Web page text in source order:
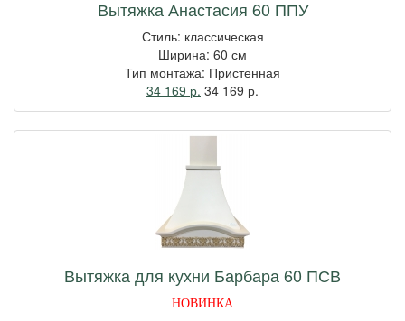
Вытяжка Анастасия 60 ППУ
Стиль: классическая
Ширина: 60 см
Тип монтажа: Пристенная
34 169 р. 34 169 р.
Вытяжка для кухни Барбара 60 ПСВ
НОВИНКА